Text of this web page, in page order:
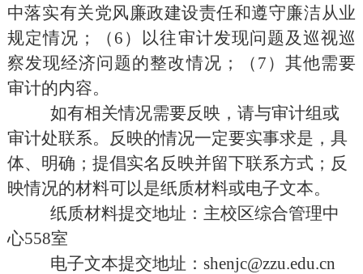
中落实有关党风廉政建设责任和遵守廉洁从业
规定情况；
（ 6 ）
以往审计发现问题及巡视巡
察发现经济问题的整改情况 ；（ 7 ） 其他需要
审计的内容。
如有相关情况需要反映，请与审计组或
审计处联系。反映的情况一定要实事求是，具
体、明确；提倡实名反映并留下联系方式；反
映情况的材料可以是纸质材料或电子文本。
纸质材料提交地址：主校区综合管理中
心558室
电子文本提交地址： shenjc@zzu.edu.cn